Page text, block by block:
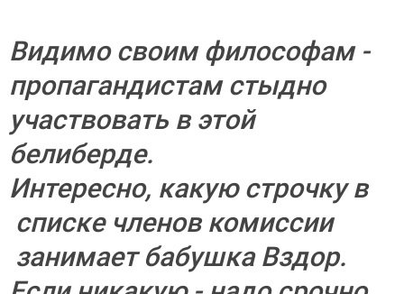
Видимо своим философам -
пропагандистам стыдно
участвовать в этой
белиберде.
Интересно, какую строчку в
списке членов комиссии
занимает бабушка Вздор.